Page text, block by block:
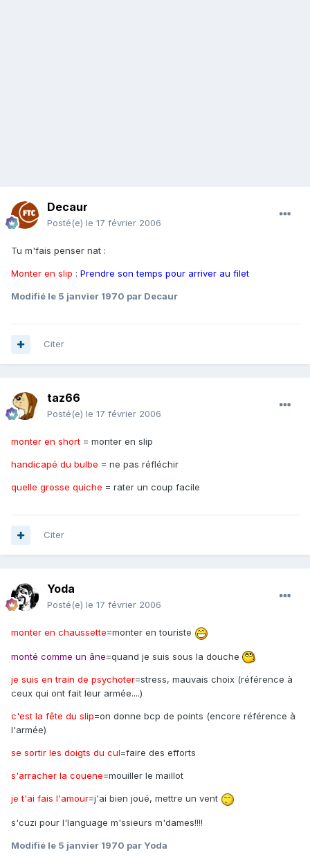
Decaur
Posté(e) le 17 février 2006
Tu m'fais penser nat :
Monter en slip : Prendre son temps pour arriver au filet
Modifié le 5 janvier 1970 par Decaur
Citer
taz66
Posté(e) le 17 février 2006
monter en short = monter en slip
handicapé du bulbe = ne pas réfléchir
quelle grosse quiche = rater un coup facile
Citer
Yoda
Posté(e) le 17 février 2006
monter en chaussette=monter en touriste
monté comme un âne=quand je suis sous la douche
je suis en train de psychoter=stress, mauvais choix (référence à
ceux qui ont fait leur armée....)
c'est la fête du slip=on donne bcp de points (encore référence à
l'armée)
se sortir les doigts du cul=faire des efforts
s'arracher la couene=mouiller le maillot
je t'ai fais l'amour=j'ai bien joué, mettre un vent
s'cuzi pour l'language m'ssieurs m'dames!!!!
Modifié le 5 janvier 1970 par Yoda